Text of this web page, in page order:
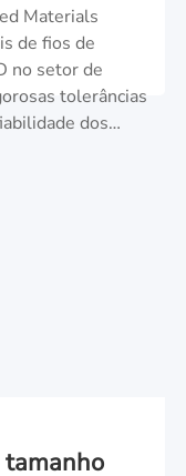
Materials
de fios de
no setor de
tolerâncias
dos
tamanho